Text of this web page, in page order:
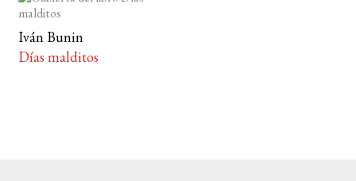
Iván Bunin
Días malditos